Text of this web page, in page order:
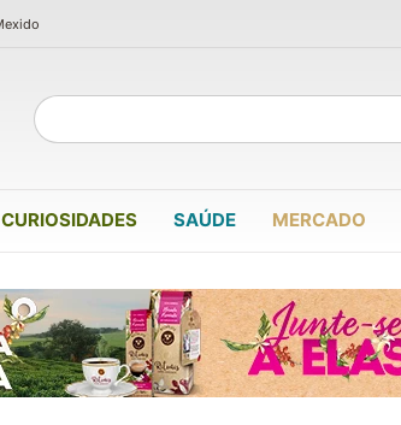
CURIOSIDADES SAÚDE MERCADO